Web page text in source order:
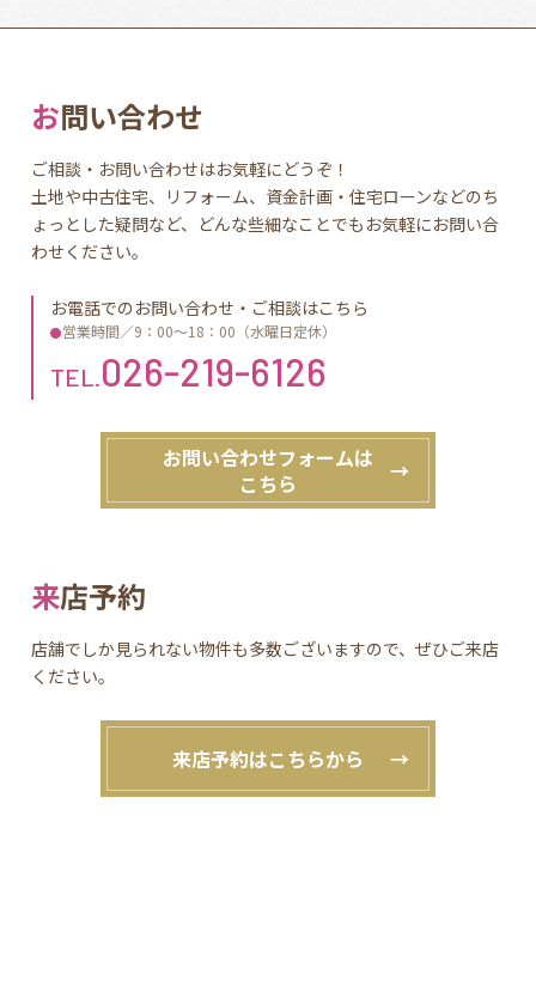
お問い合わせ
ご相談・お問い合わせはお気軽にどうぞ！
土地や中古住宅、リフォーム、資金計画・住宅ローンなどのち
ょっとした疑問など、どんな些細なことでもお気軽にお問い合
わせください。
お電話でのお問い合わせ・ご相談はこちら
営業時間／9：00〜18：00（水曜日定休）
TEL.026-219-6126
お問い合わせフォームは
こちら
来店予約
店舗でしか見られない物件も多数ございますので、ぜひご来店
ください。
来店予約はこちらから